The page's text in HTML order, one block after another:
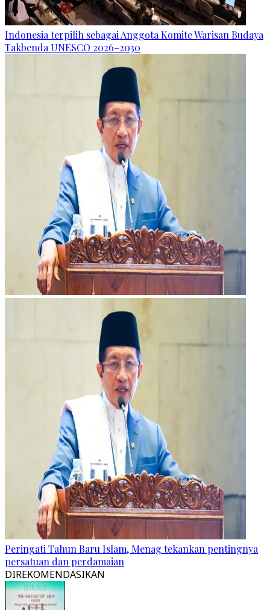
Indonesia terpilih sebagai Anggota Komite Warisan Budaya
Takbenda UNESCO 2026–2030
Peringati Tahun Baru Islam, Menag tekankan pentingnya
persatuan dan perdamaian
DIREKOMENDASIKAN